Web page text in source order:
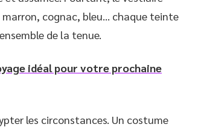
marron, cognac, bleu… chaque teinte
de la tenue.
idéal pour votre prochaine
les circonstances. Un costume